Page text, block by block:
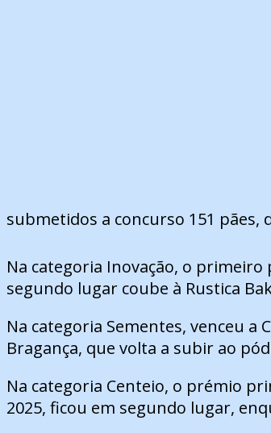
submetidos a concurso 151 pães,
Na categoria Inovação, o
segundo lugar coube à Rustica
Na categoria Sementes, venceu a
Bragança, que volta a subir ao
Na categoria Centeio, o prémio
2025, ficou em segundo lugar,